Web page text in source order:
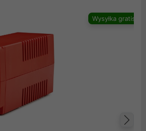
Wysyłka gratis